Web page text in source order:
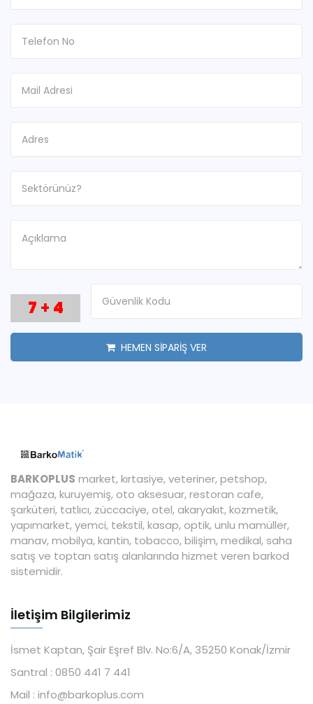
7 + 4
HEMEN SİPARİŞ VER
BARKOPLUS market, kırtasiye, veteriner, petshop,
mağaza, kuruyemiş, oto aksesuar, restoran cafe,
şarküteri, tatlıcı, züccaciye, otel, akaryakıt, kozmetik,
yapımarket, yemci, tekstil, kasap, optik, unlu mamüller,
manav, mobilya, kantin, tobacco, bilişim, medikal, saha
satış ve toptan satış alanlarında hizmet veren barkod
sistemidir.
İletişim Bilgilerimiz
İsmet Kaptan, Şair Eşref Blv. No:6/A, 35250 Konak/İzmir
Santral : 0850 441 7 441
Mail : info@barkoplus.com